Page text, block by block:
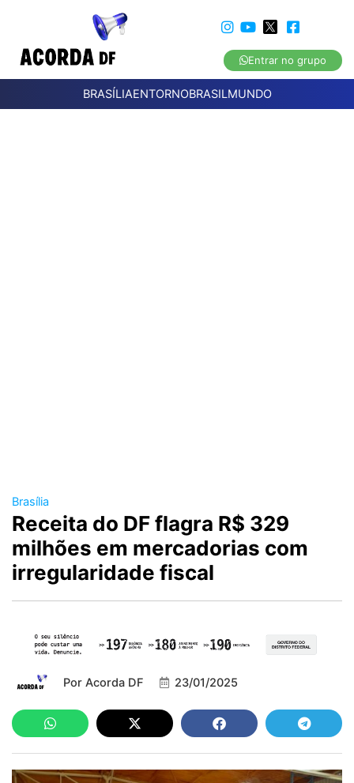
Entrar no grupo
BRASÍLIAENTORNOBRASILMUNDO
Brasília
Receita do DF flagra R$ 329
milhões em mercadorias com
irregularidade fiscal
Por Acorda DF 23/01/2025